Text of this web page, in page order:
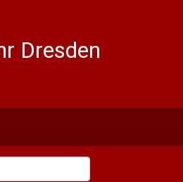
Dresden